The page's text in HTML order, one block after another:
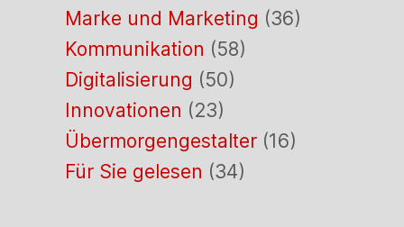
Marke und Marketing (36)
Kommunikation (58)
Digitalisierung (50)
Innovationen (23)
Übermorgengestalter (16)
Für Sie gelesen (34)